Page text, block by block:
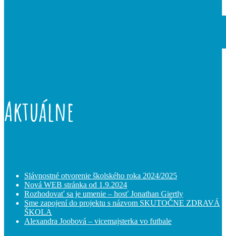
Aktuálne
Slávnostné otvorenie školského roka 2024/2025
Nová WEB stránka od 1.9.2024
Rozhodovať sa je umenie – hosť Jonathan Giertly
Sme zapojení do projektu s názvom SKUTOČNE ZDRAVÁ
ŠKOLA
Alexandra Joobová – vicemajsterka vo futbale